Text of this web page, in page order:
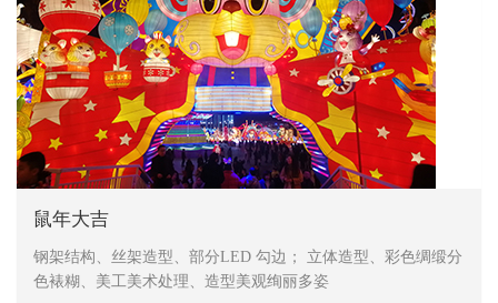
鼠年大吉
钢架结构、丝架造型、部分LED 勾边； 立体造型、彩色绸缎分
色裱糊、美工美术处理、造型美观绚丽多姿